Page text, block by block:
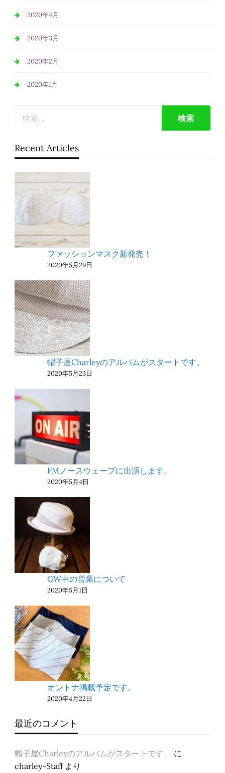
2020年4月
2020年3月
2020年2月
2020年1月
Recent Articles
ファッションマスク新発売！
2020年5月29日
帽子屋Charleyのアルバムがスタートです。
2020年5月23日
FMノースウェーブに出演します。
2020年5月4日
GW中の営業について
2020年5月1日
オントナ掲載予定です。
2020年4月22日
最近のコメント
帽子屋Charleyのアルバムがスタートです。
に
charley-Staffより